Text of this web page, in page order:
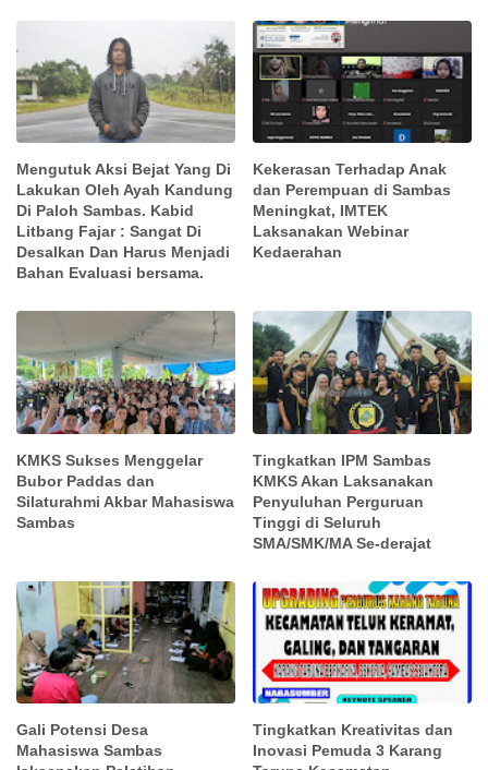
Mengutuk Aksi Bejat Yang Di
Lakukan Oleh Ayah Kandung
Di Paloh Sambas. Kabid
Litbang Fajar : Sangat Di
Desalkan Dan Harus Menjadi
Bahan Evaluasi bersama.
Kekerasan Terhadap Anak
dan Perempuan di Sambas
Meningkat, IMTEK
Laksanakan Webinar
Kedaerahan
KMKS Sukses Menggelar
Bubor Paddas dan
Silaturahmi Akbar Mahasiswa
Sambas
Tingkatkan IPM Sambas
KMKS Akan Laksanakan
Penyuluhan Perguruan
Tinggi di Seluruh
SMA/SMK/MA Se-derajat
Gali Potensi Desa
Mahasiswa Sambas
Tingkatkan Kreativitas dan
Inovasi Pemuda 3 Karang